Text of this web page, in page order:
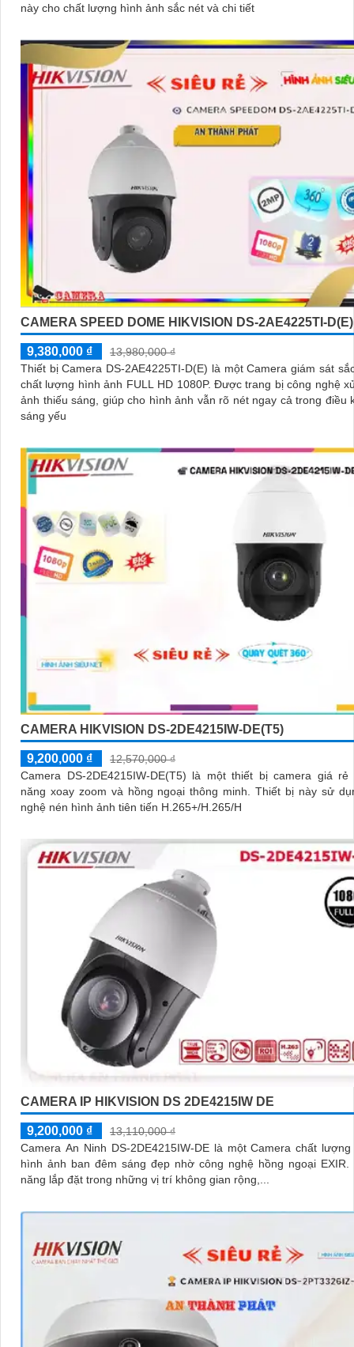
này cho chất lượng hình ảnh sắc nét và chi tiết
CAMERA SPEED DOME HIKVISION DS-2AE4225TI-D(E)
9,380,000 ₫
13,980,000 ₫
Thiết bị Camera DS-2AE4225TI-D(E) là một Camera giám sát
chất lượng hình ảnh FULL HD 1080P. Được trang bị công nghệ xử lý hình
ảnh thiếu sáng, giúp cho hình ảnh vẫn rõ nét ngay cả trong điều
sáng yếu
CAMERA HIKVISION DS-2DE4215IW-DE(T5)
9,200,000 ₫
12,570,000 ₫
Camera DS-2DE4215IW-DE(T5) là một thiết bị camera giá
năng xoay zoom và hồng ngoại thông minh. Thiết bị này sử dụng công
nghệ nén hình ảnh tiên tiến H.265+/H.265/H
CAMERA IP HIKVISION DS 2DE4215IW DE
9,200,000 ₫
13,110,000 ₫
Camera An Ninh DS-2DE4215IW-DE là một Camera chất
hình ảnh ban đêm sáng đẹp nhờ công nghệ hồng ngoại EXIR. Với khả
năng lắp đặt trong những vị trí không gian rộng,...